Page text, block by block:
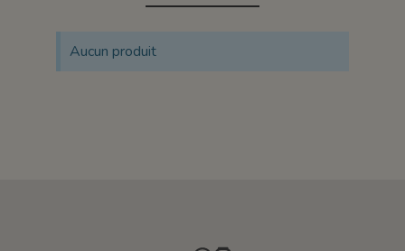
Aucun produit